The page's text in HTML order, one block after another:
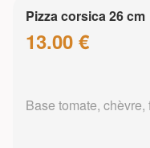
Pizza corsica 26 cm
13.00 €
Base tomate,